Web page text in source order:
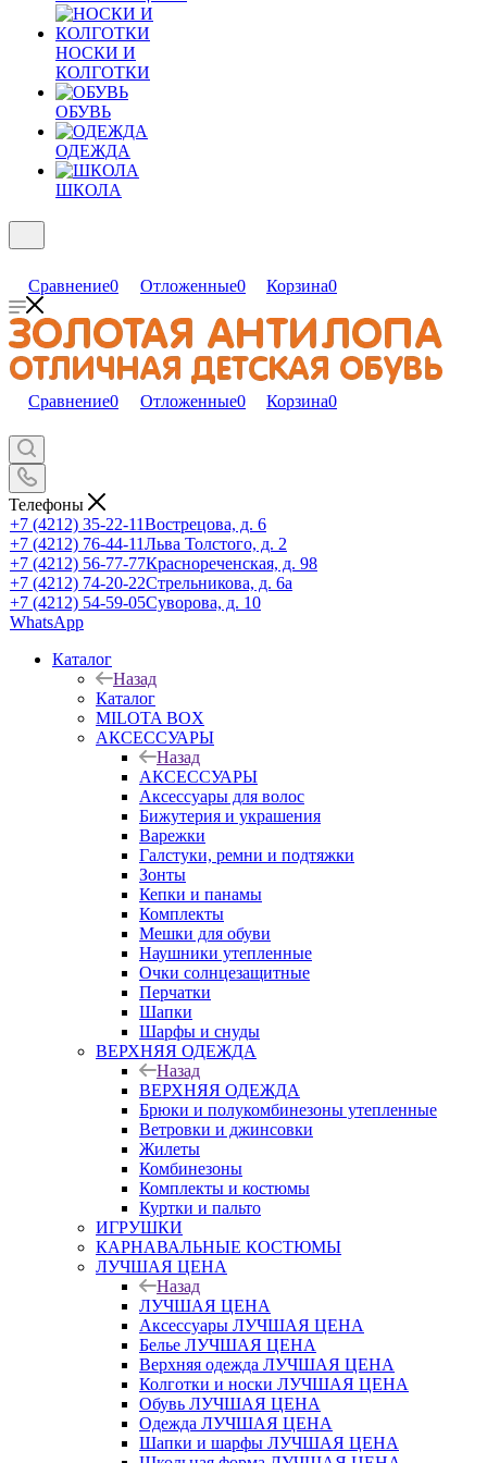
НОСКИ И
КОЛГОТКИ
ОБУВЬ
ОДЕЖДА
ШКОЛА
Сравнение0 Отложенные0 Корзина0
Сравнение0 Отложенные0 Корзина0
Телефоны
+7 (4212) 35-22-11Вострецова, д. 6
+7 (4212) 76-44-11Льва Толстого, д. 2
+7 (4212) 56-77-77Краснореченская, д. 98
+7 (4212) 74-20-22Стрельникова, д. 6а
+7 (4212) 54-59-05Суворова, д. 10
WhatsApp
Каталог
Назад
Каталог
MILOTA BOX
АКСЕССУАРЫ
Назад
АКСЕССУАРЫ
Аксессуары для волос
Бижутерия и украшения
Варежки
Галстуки, ремни и подтяжки
Зонты
Кепки и панамы
Комплекты
Мешки для обуви
Наушники утепленные
Очки солнцезащитные
Перчатки
Шапки
Шарфы и снуды
ВЕРХНЯЯ ОДЕЖДА
Назад
ВЕРХНЯЯ ОДЕЖДА
Брюки и полукомбинезоны утепленные
Ветровки и джинсовки
Жилеты
Комбинезоны
Комплекты и костюмы
Куртки и пальто
ИГРУШКИ
КАРНАВАЛЬНЫЕ КОСТЮМЫ
ЛУЧШАЯ ЦЕНА
Назад
ЛУЧШАЯ ЦЕНА
Аксессуары ЛУЧШАЯ ЦЕНА
Белье ЛУЧШАЯ ЦЕНА
Верхняя одежда ЛУЧШАЯ ЦЕНА
Колготки и носки ЛУЧШАЯ ЦЕНА
Обувь ЛУЧШАЯ ЦЕНА
Одежда ЛУЧШАЯ ЦЕНА
Шапки и шарфы ЛУЧШАЯ ЦЕНА